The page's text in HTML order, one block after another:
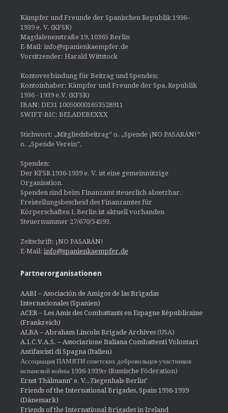
Kämpfer und Freunde der Spanischen Republik 1936–
1939 e. V. (KFSR)
Magdalenenstraße 19, 10365 Berlin
E-Mail: info@spanienkaempfer.de
Vorsitzender: Harald Wittstock
Kontoverbindung für Beitrag und Spenden:
Kontoinhaber: Kämpfer und Freunde der Spa, Republik
1936 - 1939 e.V. (KFSR)
IBAN: DE31 100500001653528911
SWIFT-BIC: BELADEBEXXX
Stichwort: „Mitgliedsbeitrag“ o. „Spende ¡NO PASARÁN!“
o. „Spende Verein“.
Spenden:
Der KFSR 1936-1939 e. V. ist eine gemeinnützige
Organisation.
Spenden sind beim Finanzamt steuerlich absetzbar.
Freistellungsbescheid des Finanzamtes für
Körperschaften I, Berlin ist aktuell vorhanden
Steuernummer 27/670/54593.
Zeitschrift: ¡NO PASARÁN!
E-Mail: info@spanienkaempfer.de
Partnerorganisationen
AABI – Asociación de Amigos de las Brigadas
Internacionales (Spanien)
ACER – Les Amis des Combattants en Espagne Républicaine
(Frankreich)
ALBA – Abraham Lincoln Brigade Archives (USA)
A.I.C.V.A.S. – Associazione Italiana Combattenti Volontari
Antifascisti di Spagna (Italien)
Ассоциация ПАМЯТИ советских добровольцев участников
испанской войны 1936-1939гг (Russische Föderation)
Ernst Thälmann" e. V., Ziegenhals-Berlin"
Friends of the International Brigades, Spain 1936-1939
(Dänemark)
Friends of the International Brigades in Ireland